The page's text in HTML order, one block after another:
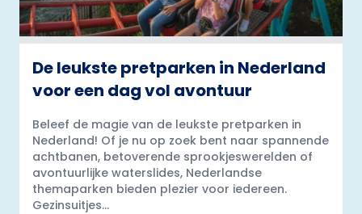
De leukste pretparken in Nederland
voor een dag vol avontuur
Beleef de magie van de leukste pretparken in
Nederland! Of je nu op zoek bent naar spannende
achtbanen, betoverende sprookjeswerelden of
avontuurlijke waterslides, Nederlandse
themaparken bieden plezier voor iedereen.
Gezinsuitjes...